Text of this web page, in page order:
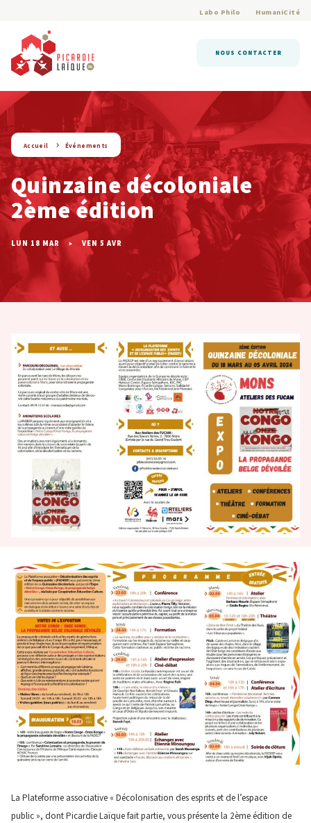
Labo Philo HumaniCité
NOUS CONTACTER
string(9) « evenement »
Accueil Événements
Quinzaine décoloniale
2ème édition
LUN 18 MAR VEN 5 AVR
La Plateforme associative « Décolonisation des esprits et de l’espace
public », dont Picardie Laïque fait partie, vous présente la 2ème édition de